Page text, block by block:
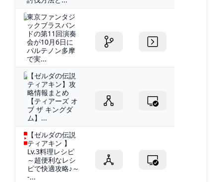
東京ファンタジ
ックブラスバン
ドの第11回演奏
会が10月6日に
パルテノン多摩
で実...
【ゼルダの伝説
ティアキン】攻
略情報まとめ
【ティアーズ オ
ブ ザ キングダ
ム】...
【ゼルダの伝説
ティアキン 】
Lv.3料理レシピ
～超便利なレシ
ピで快適攻略♪～
-...